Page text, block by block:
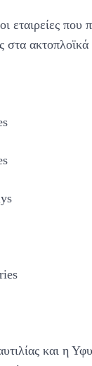
εταιρείες που
στα ακτοπλοϊκά
και η